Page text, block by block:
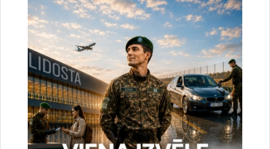
Noslēgušās Valsts robežsardzes organizētas
starptautiskās operatīvi - taktiskās mācības
“RONIS 2026”
27.07.2026. Sabiedriskie pasākumi